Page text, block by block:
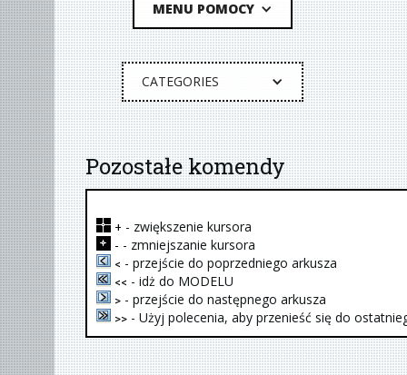
MENU POMOCY
CATEGORIES
Pozostałe komendy
+ - zwiększenie kursora
- - zmniejszanie kursora
< - przejście do poprzedniego arkusza
<< - idż do MODELU
> - przejście do następnego arkusza
>> - Użyj polecenia, aby przenieść się do